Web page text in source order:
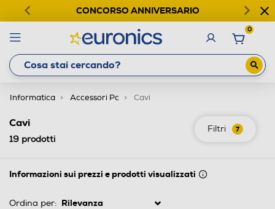
CONCORSO ANNIVERSARIO
0
Informatica Accessori Pc Cavi
Filtri 7
Cavi
19 prodotti
Informazioni sui prezzi e prodotti visualizzati
Ordina per: